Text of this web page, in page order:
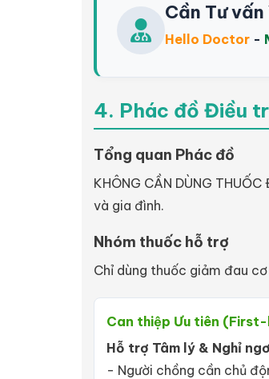
Cần Tư
Hello Doctor -
4. Phác đồ Điều
Tổng quan Phác đồ
KHÔNG CẦN DÙNG
và gia đình.
Nhóm thuốc hỗ trợ
Chỉ dùng thuốc giảm đau
Can thiệp Ưu tiên
Hỗ trợ Tâm lý & Nghỉ
- Người chồng cần chủ